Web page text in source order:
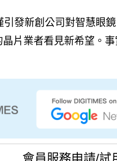
發新創公司對智慧眼
片業者看見新希望。
會員服務申請/試